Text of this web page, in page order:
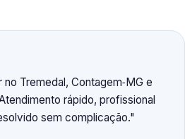
Tremedal, Contagem‑MG e
rápido, profissional
sem complicação.